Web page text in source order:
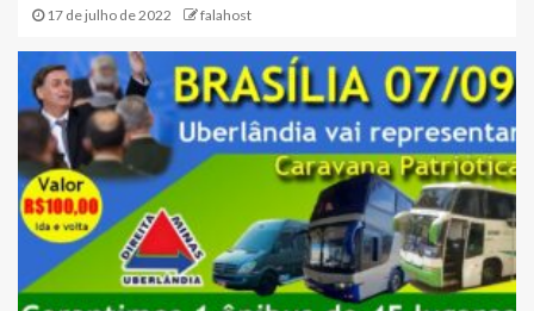
17 de julho de 2022 falahost